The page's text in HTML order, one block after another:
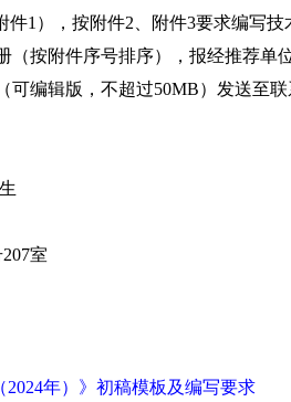
1），按附件2、附件3要求编写
按附件序号排序），报经推荐单
编辑版，不超过50MB）发送至
室
2024年）》初稿模板及编写要求